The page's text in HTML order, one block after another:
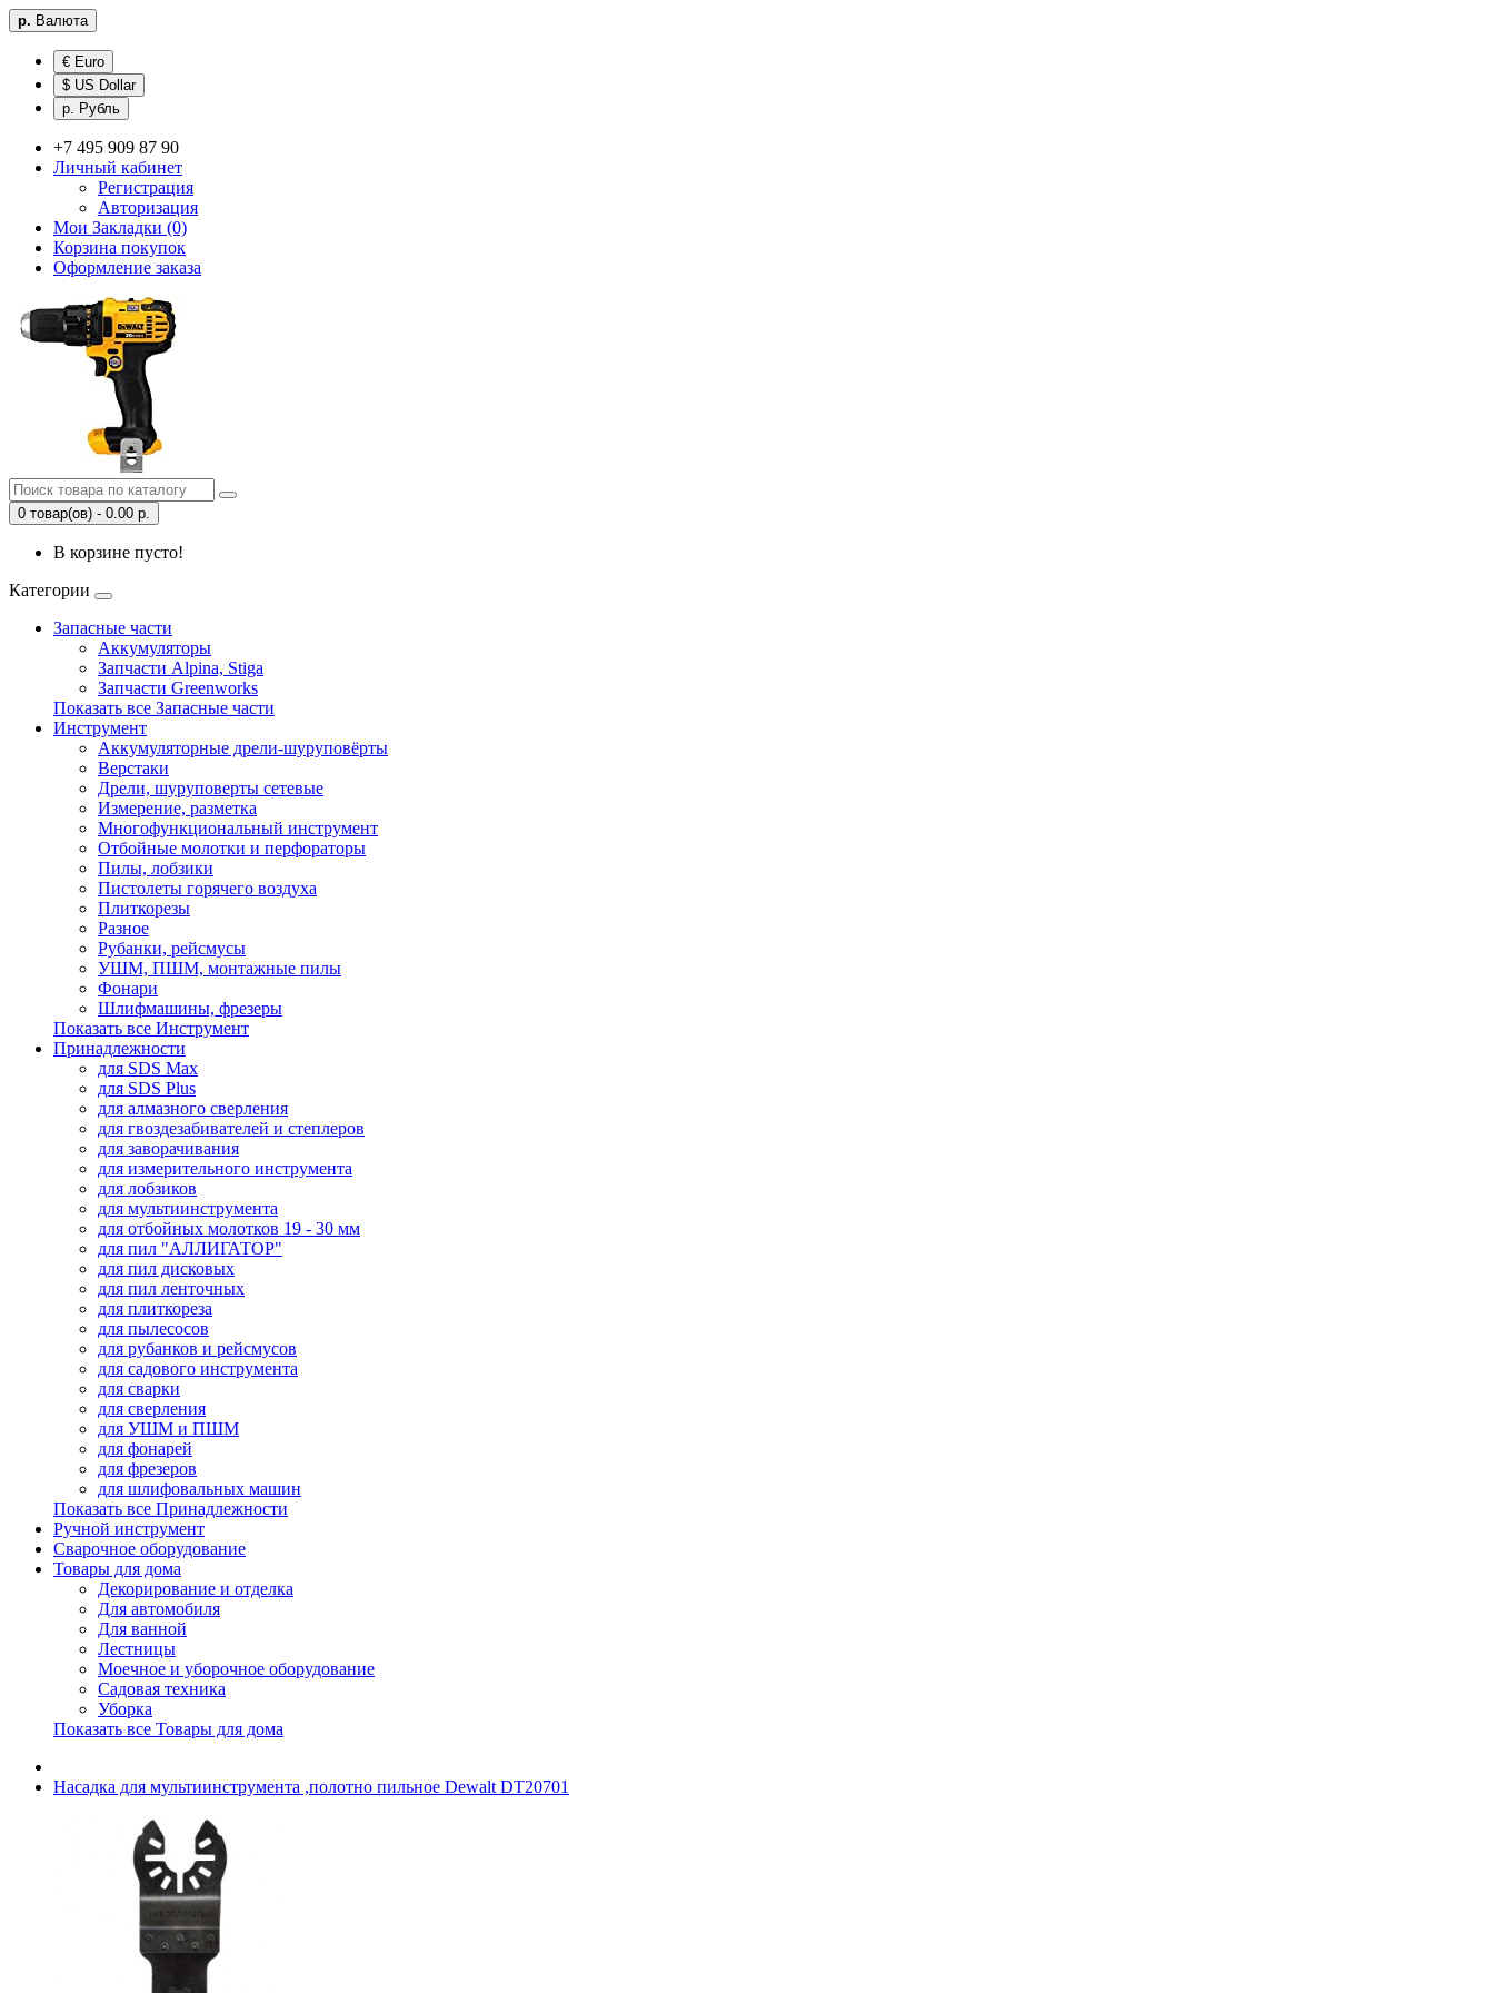
р. Валюта
€ Euro
$ US Dollar
р. Рубль
+7 495 909 87 90
Личный кабинет
Регистрация
Авторизация
Мои Закладки (0)
Корзина покупок
Оформление заказа
0 товар(ов) - 0.00 р.
В корзине пусто!
Категории
Запасные части
Аккумуляторы
Запчасти Alpina, Stiga
Запчасти Greenworks
Показать все Запасные части
Инструмент
Аккумуляторные дрели-шуруповёрты
Верстаки
Дрели, шуруповерты сетевые
Измерение, разметка
Многофункциональный инструмент
Отбойные молотки и перфораторы
Пилы, лобзики
Пистолеты горячего воздуха
Плиткорезы
Разное
Рубанки, рейсмусы
УШМ, ПШМ, монтажные пилы
Фонари
Шлифмашины, фрезеры
Показать все Инструмент
Принадлежности
для SDS Max
для SDS Plus
для алмазного сверления
для гвоздезабивателей и степлеров
для заворачивания
для измерительного инструмента
для лобзиков
для мультиинструмента
для отбойных молотков 19 - 30 мм
для пил "АЛЛИГАТОР"
для пил дисковых
для пил ленточных
для плиткореза
для пылесосов
для рубанков и рейсмусов
для садового инструмента
для сварки
для сверления
для УШМ и ПШМ
для фонарей
для фрезеров
для шлифовальных машин
Показать все Принадлежности
Ручной инструмент
Сварочное оборудование
Товары для дома
Декорирование и отделка
Для автомобиля
Для ванной
Лестницы
Моечное и уборочное оборудование
Садовая техника
Уборка
Показать все Товары для дома
Насадка для мультиинструмента ,полотно пильное Dewalt DT20701